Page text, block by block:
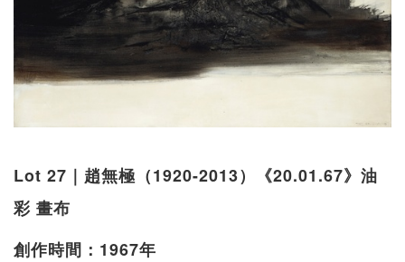
Lot 27｜趙無極（1920-2013）《20.01.67》油
彩 畫布
創作時間：1967年